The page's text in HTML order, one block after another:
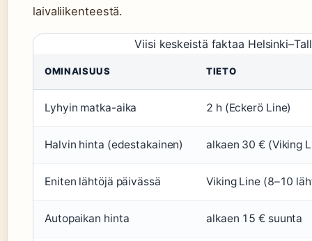
laivaliikenteestä.
Viisi keskeistä faktaa
OMINAISUUS TIETO
Lyhyin matka-aika 2 h (Eckerö Line)
Halvin hinta (edestakainen) alkaen 30 € (Viking
Eniten lähtöjä päivässä Viking Line (8–10
Autopaikan hinta alkaen 15 € suunta